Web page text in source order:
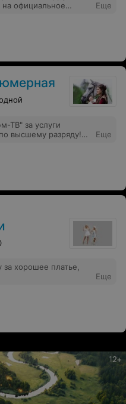
официальное
какое платье
померали, всё
большое. Будем
Еще
ТВ" за услуги
высшему разряду!
Еще
хорошее платье,
Еще